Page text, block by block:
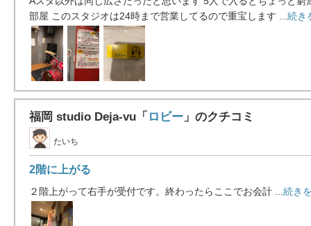
部屋 このスタジオは24時まで営業してるので重宝します ... 続き
福岡 studio Deja-vu「 ロビー 」のクチコミ
たいち
2階に上がる
２階上がって右手が受付です。終わったらここでお会計 ... 続き